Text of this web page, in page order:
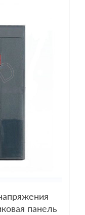
панель